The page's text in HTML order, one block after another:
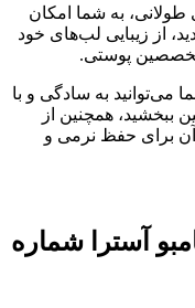
طولانی، به شما امکان
از زیبایی لب‌های خود
پوستی.
می‌توانید به سادگی و با
همچنین از
آن برای حفظ نرمی و
آسترا شماره